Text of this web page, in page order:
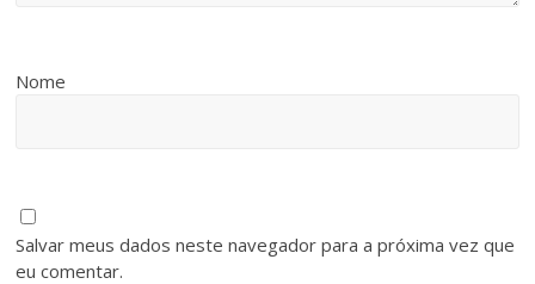
Nome
Salvar meus dados neste navegador para a próxima vez que
eu comentar.